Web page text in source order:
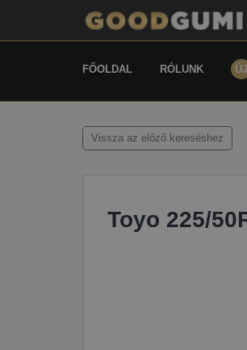
FŐOLDAL RÓLUNK ÚJ
Vissza az előző kereséshez
Toyo 225/